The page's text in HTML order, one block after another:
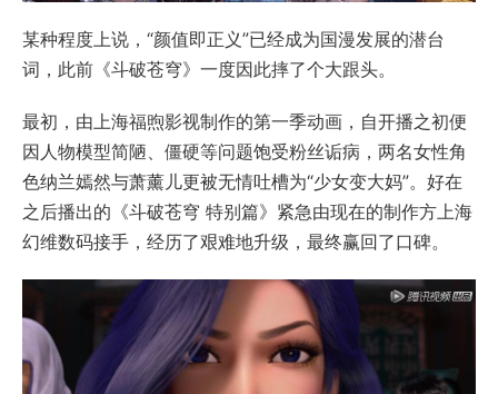
某种程度上说，“颜值即正义”已经成为国漫发展的潜台
词，此前《斗破苍穹》一度因此摔了个大跟头。
最初，由上海福煦影视制作的第一季动画，自开播之初便
因人物模型简陋、僵硬等问题饱受粉丝诟病，两名女性角
色纳兰嫣然与萧薰儿更被无情吐槽为“少女变大妈”。好在
之后播出的《斗破苍穹 特别篇》紧急由现在的制作方上海
幻维数码接手，经历了艰难地升级，最终赢回了口碑。